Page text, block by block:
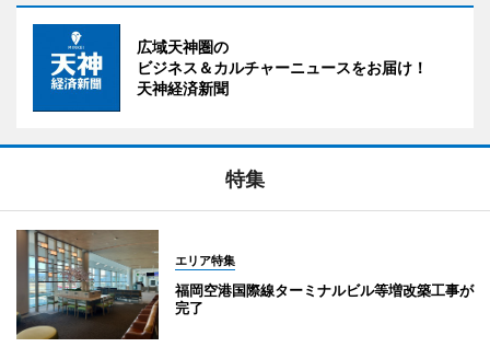
広域天神圏の
ビジネス＆カルチャーニュースをお届け！
天神経済新聞
特集
エリア特集
福岡空港国際線ターミナルビル等増改築工事が
完了